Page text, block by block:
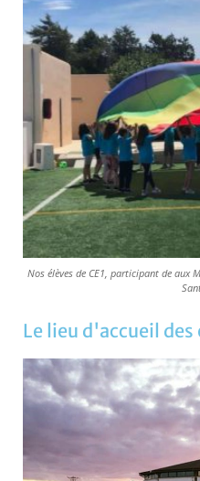
Nos élèves de CE1, participant de aux
Le lieu d'accueil